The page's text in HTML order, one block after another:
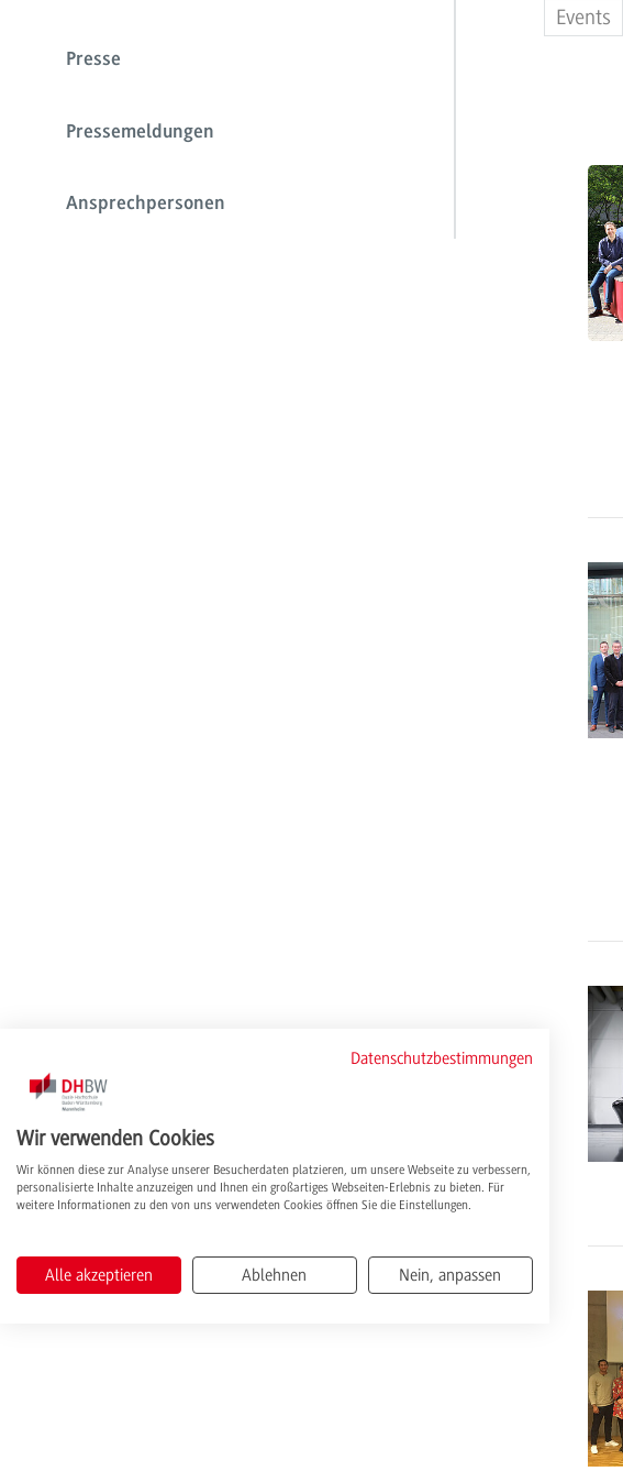
Presse
Pressemeldungen
Ansprechpersonen
Events
Datenschutzbestimmungen
Wir verwenden Cookies
Wir können diese zur Analyse unserer Besucherdaten platzieren, um unsere Webseite zu verbessern,
personalisierte Inhalte anzuzeigen und Ihnen ein großartiges Webseiten-Erlebnis zu bieten. Für
weitere Informationen zu den von uns verwendeten Cookies öffnen Sie die Einstellungen.
Alle akzeptieren Ablehnen Nein, anpassen